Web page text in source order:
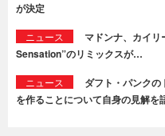
が決定
ニュース
マドンナ、カイ
Sensation”のリミックスが…
ニュース
ダフト・パンク
を作ることについて自身の見解を